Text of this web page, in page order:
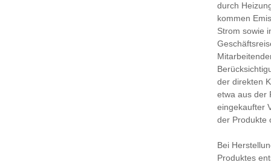
durch
kommen
Strom sowie
der direkten
etwa aus der
eingekaufter
der Produkte
Bei
Produktes